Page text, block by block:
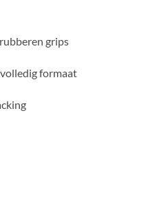
grips
formaat